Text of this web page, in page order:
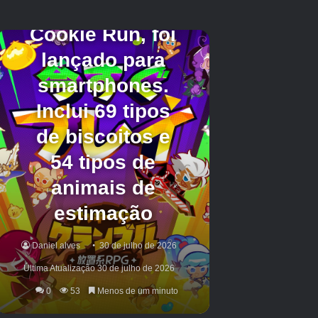
Crédito da imagem:Pearl Abyss/Eurogamer
Boa sorte para resolver o quebra-cabeça das
Ruínas das Montanhas de Aço. Para saber
mais sobre o Deserto Carmesim, dê uma
olhada em todos os locais do Strongbox para
obter itens extras ou verifique todos os locais
de viagem rápida e como conseguir uma
montaria de dragão.